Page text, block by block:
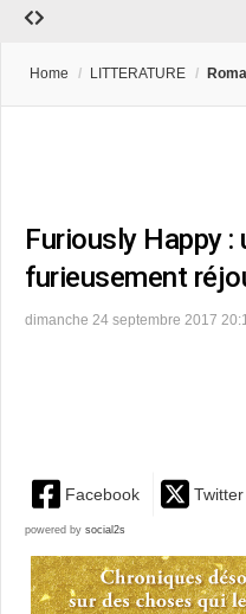
Home / LITTERATURE /
Furiously Happy :
furieusement
dimanche 24 septembre 2017
Facebook Twitter
powered by social2s